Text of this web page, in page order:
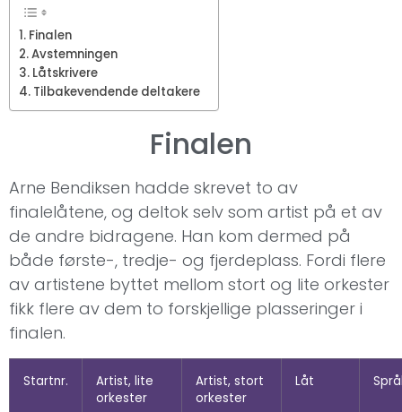
Finalen
Avstemningen
Låtskrivere
Tilbakevendende deltakere
Finalen
Arne Bendiksen hadde skrevet to av
finalelåtene, og deltok selv som artist på et av
de andre bidragene. Han kom dermed på
både første-, tredje- og fjerdeplass. Fordi flere
av artistene byttet mellom stort og lite orkester
fikk flere av dem to forskjellige plasseringer i
finalen.
Startnr.
Artist, lite
orkester
Artist, stort
orkester
Låt